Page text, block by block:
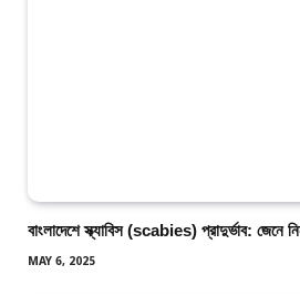
বাংলাদেশে স্ক্যাবিস (scabies) প্রাদুর্ভাব: জেনে
MAY 6, 2025